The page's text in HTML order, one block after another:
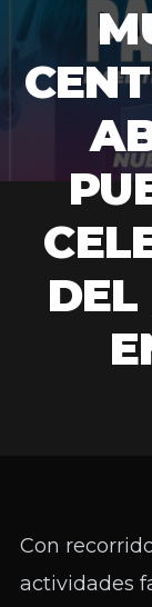
Con
actividades